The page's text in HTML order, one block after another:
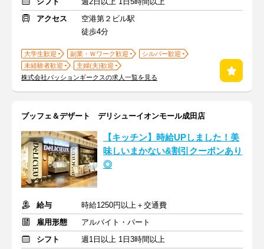
アクセス
空港第２ビル駅
徒歩4分
大学生歓迎 副業・Ｗワーク歓迎
シルバー歓迎
未経験者歓迎
主婦(夫)歓迎
株式会社パッションギークスの求人一覧を見る
ブッフェ＆デザート デリシューイオンモール成田店
【キッチン】時給UPしました！美
味しいまかない&割引クーポンあり
◎
給与
時給1250円以上＋交通費
雇用形態
アルバイト・パート
シフト
週1日以上 1日3時間以上